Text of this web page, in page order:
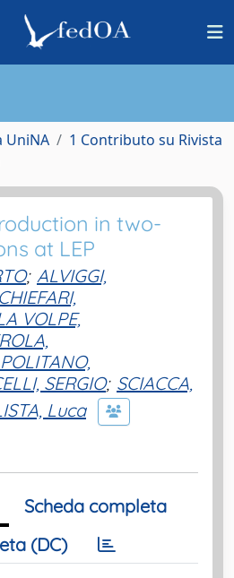
UniNA
1 Contributo su Rivista
in two-
at LEP
; ALVIGGI,
CHIEFARI,
VOLPE,
SERGIO; SCIACCA,
Luca
Scheda completa
(DC)